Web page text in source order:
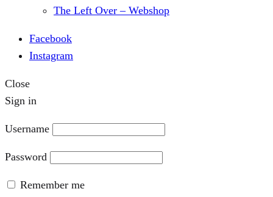
The Left Over – Webshop
Facebook
Instagram
Close
Sign in
Username
Password
Remember me